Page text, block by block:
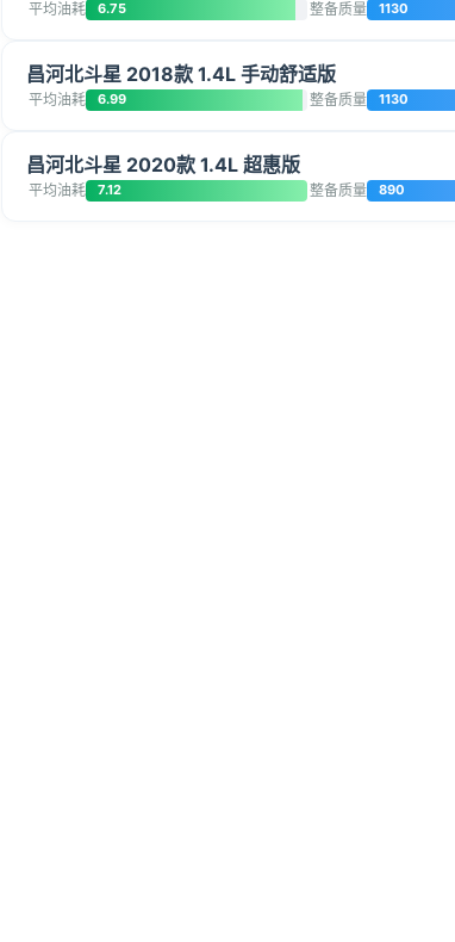
平均油耗 6.75 整备质量 1130
昌河北斗星 2018款 1.4L 手动舒适版
平均油耗 6.99 整备质量 1130
昌河北斗星 2020款 1.4L 超惠版
平均油耗 7.12 整备质量 890